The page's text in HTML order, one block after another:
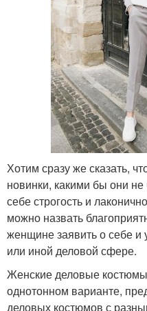
Хотим сразу же сказать,
новинки, какими бы они
себе строгость и
можно назвать
женщине заявить о себе и
или иной деловой сфере.
Женские деловые костюмы
однотонном варианте,
деловых костюмов с